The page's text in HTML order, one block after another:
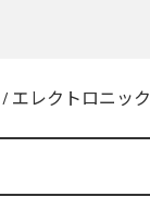
/ エレクトロニック